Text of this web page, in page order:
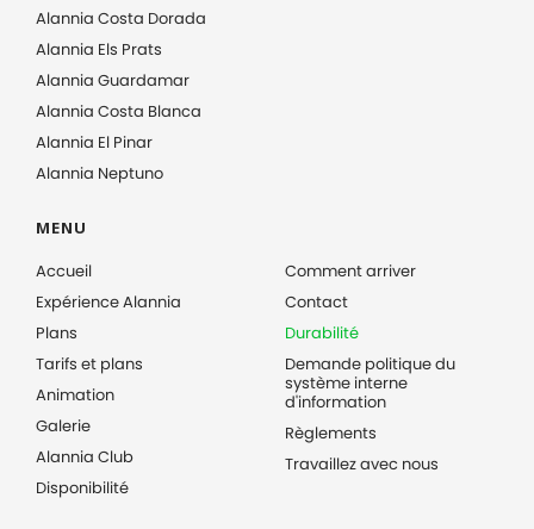
Alannia Costa Dorada
Alannia Els Prats
Alannia Guardamar
Alannia Costa Blanca
Alannia El Pinar
Alannia Neptuno
MENU
Accueil
Expérience Alannia
Plans
Tarifs et plans
Animation
Galerie
Alannia Club
Disponibilité
Comment arriver
Contact
Durabilité
Demande politique du
système interne
d'information
Règlements
Travaillez avec nous